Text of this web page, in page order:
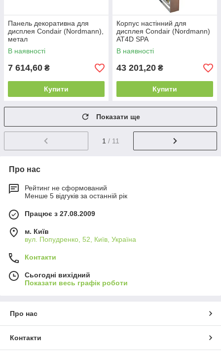
Панель декоративна для
дисплея Condair (Nordmann),
метал
В наявності
7 614,60 ₴
Купити
Корпус настінний для
дисплея Condair (Nordmann)
AT4D SPA
В наявності
43 201,20 ₴
Купити
Показати ще
1 / 11
Про нас
Рейтинг не сформований
Менше 5 відгуків за останній рік
Працює з 27.08.2009
м. Київ
вул. Попудренко, 52, Київ, Україна
Контакти
Сьогодні вихідний
Показати весь графік роботи
Про нас
Контакти